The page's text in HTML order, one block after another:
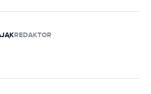
REDAKTOR